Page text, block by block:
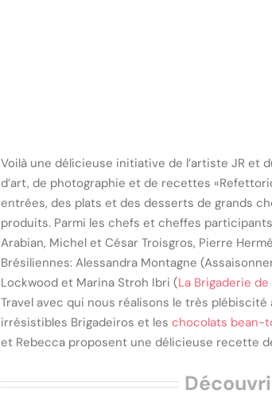
Voilà une délicieuse initiative de l’artiste JR et
d’art, de photographie et de recettes
entrées, des plats et des desserts de grands
produits. Parmi les chefs et cheffes
Arabian, Michel et César Troisgros, Pierre
Brésiliennes: Alessandra Montagne
Lockwood et Marina Stroh Ibri (La Brigaderie de
Travel avec qui nous réalisons le très
irrésistibles Brigadeiros et leschocolats bean-
et Rebecca proposent une délicieuse recette